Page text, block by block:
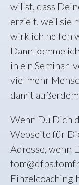
willst, dass
erzielt, weil sie
wirklich helfen
Dann komme
in ein Seminar
viel mehr
damit
Wenn Du Dich
Webseite für
Adresse, wenn
Einzelcoaching